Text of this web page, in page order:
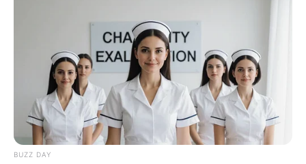
Ambyar! 10 Kalimat Baper
Pakai Bahasa Jawa Ini Bikin
Galau Abis
BUZZ DAY